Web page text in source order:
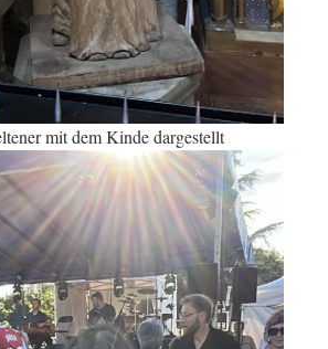
mit dem Kinde dargestellt